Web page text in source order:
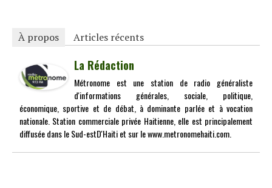
À propos Articles récents
La Rédaction
Métronome est une station de radio généraliste
d'informations générales, sociale, politique,
économique, sportive et de débat, à dominante parlée et à vocation
nationale. Station commerciale privée Haitienne, elle est principalement
diffusée dans le Sud-estD'Haiti et sur le www.metronomehaiti.com.